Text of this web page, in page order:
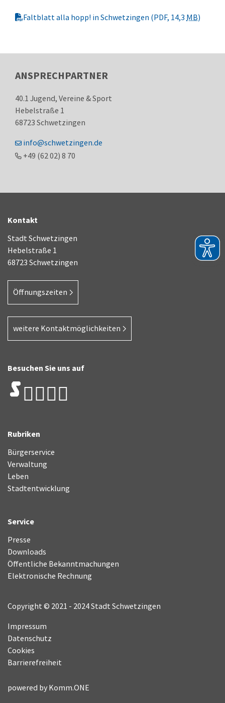
Faltblatt alla hopp! in Schwetzingen (PDF, 14,3 MB)
ANSPRECHPARTNER
40.1 Jugend, Vereine & Sport
Hebelstraße 1
68723 Schwetzingen
info@schwetzingen.de
+49 (62 02) 8 70
Kontakt
Stadt Schwetzingen
Hebelstraße 1
68723 Schwetzingen
Öffnungszeiten
weitere Kontaktmöglichkeiten
Besuchen Sie uns auf
Rubriken
Bürgerservice
Verwaltung
Leben
Stadtentwicklung
Service
Presse
Downloads
Öffentliche Bekanntmachungen
Elektronische Rechnung
Copyright © 2021 - 2024 Stadt Schwetzingen
Impressum
Datenschutz
Cookies
Barrierefreiheit
powered by Komm.ONE